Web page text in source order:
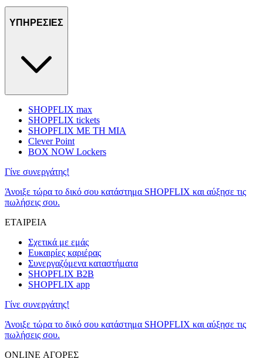
ΥΠΗΡΕΣΙΕΣ
SHOPFLIX max
SHOPFLIX tickets
SHOPFLIX ΜΕ ΤΗ ΜΙΑ
Clever Point
BOX NOW Lockers
Γίνε συνεργάτης!
Άνοιξε τώρα το δικό σου κατάστημα SHOPFLIX και αύξησε τις
πωλήσεις σου.
ΕΤΑΙΡΕΙΑ
Σχετικά με εμάς
Ευκαιρίες καριέρας
Συνεργαζόμενα καταστήματα
SHOPFLIX B2B
SHOPFLIX app
Γίνε συνεργάτης!
Άνοιξε τώρα το δικό σου κατάστημα SHOPFLIX και αύξησε τις
πωλήσεις σου.
ONLINE ΑΓΟΡΕΣ